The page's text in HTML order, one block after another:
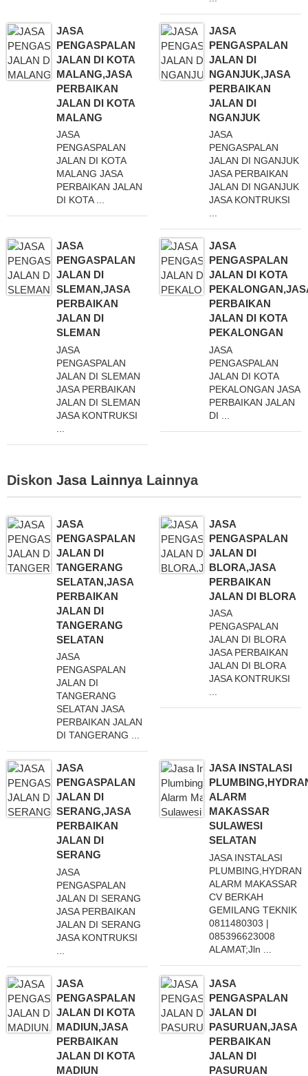
JASA
PENGASPALAN
JALAN DI KOTA
MALANG,JASA
PERBAIKAN
JALAN DI KOTA
MALANG
JASA
PENGASPALAN
JALAN DI KOTA
MALANG JASA
PERBAIKAN JALAN
DI KOTA ...
JASA
PENGASPALAN
JALAN DI
NGANJUK,JASA
PERBAIKAN
JALAN DI
NGANJUK
JASA
PENGASPALAN
JALAN DI NGANJUK
JASA PERBAIKAN
JALAN DI NGANJUK
JASA KONTRUKSI
...
JASA
PENGASPALAN
JALAN DI
SLEMAN,JASA
PERBAIKAN
JALAN DI
SLEMAN
JASA
PENGASPALAN
JALAN DI SLEMAN
JASA PERBAIKAN
JALAN DI SLEMAN
JASA KONTRUKSI
JASA
PENGASPALAN
JALAN DI KOTA
PERBAIKAN
JALAN DI KOTA
PEKALONGAN
JASA
PENGASPALAN
JALAN DI KOTA
PEKALONGAN JASA
PERBAIKAN JALAN
DI ...
Diskon Jasa LainnyaLainnya
JASA
PENGASPALAN
JALAN DI
TANGERANG
SELATAN,JASA
PERBAIKAN
JALAN DI
TANGERANG
SELATAN
JASA
PENGASPALAN
JALAN DI
TANGERANG
SELATAN JASA
PERBAIKAN JALAN
DI TANGERANG ...
JASA
PENGASPALAN
JALAN DI
BLORA,JASA
PERBAIKAN
JALAN DI BLORA
JASA
PENGASPALAN
JALAN DI BLORA
JASA PERBAIKAN
JALAN DI BLORA
JASA KONTRUKSI
...
JASA
PENGASPALAN
JALAN DI
SERANG,JASA
PERBAIKAN
JALAN DI
SERANG
JASA
PENGASPALAN
JALAN DI SERANG
JASA PERBAIKAN
JALAN DI SERANG
JASA KONTRUKSI
JASA INSTALASI
ALARM
MAKASSAR
SULAWESI
SELATAN
JASA INSTALASI
ALARM MAKASSAR
CV BERKAH
GEMILANG TEKNIK
0811480303 |
085396623008
ALAMAT;Jln ...
JASA
PENGASPALAN
JALAN DI KOTA
MADIUN,JASA
PERBAIKAN
JALAN DI KOTA
MADIUN
JASA
PENGASPALAN
JALAN DI
PASURUAN,JASA
PERBAIKAN
JALAN DI
PASURUAN